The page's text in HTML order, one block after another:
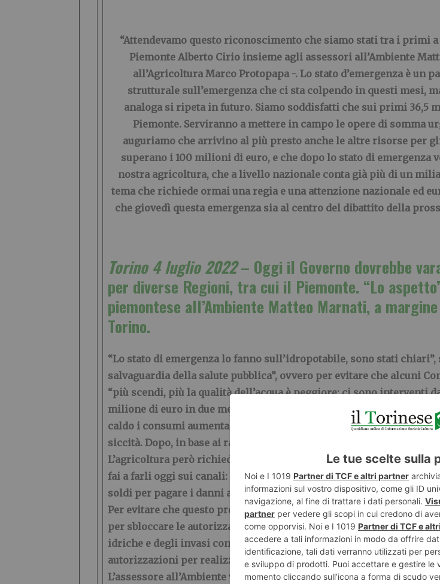
“Attendevamo questo riconoscimento che siamo stati tra i primi
Piemonte Alberto Cirioinsieme agli assessori all’Ambiente
all’AgricolturaMarco Protopapa-. Lo stato d’emergenza è un
strutturale sull’emergenza che ci sta colpendo in questi mesi,
analoga si ripeta in futuro. Siamo soddisfatti che sui primi 36,5
Piemonte. Serviranno a mettere in campo le opere di somma
auguriamo che arrivino al più presto anche le altre risorse per
superano i 100 milioni di euro, e che dopo lo stato di
nostra agricoltura, che a livello nazionale conta già più di un
tema che richiede ormai una regia e una attenzione nazionale ed
che giovedì questa emergenza sia al centro del dibattito della
Torino 4 luglio 2022– Oggi il Governo dovrebbe
per diverse Regioni, tra cui il Piemonte. “Lo
piemontese all’Ambiente Matteo Marnati, a
Torino.
“Lo stato di emergenza lo fanno sull’idropotabile, sono stati
salvaguardia della salute pubblica”, ovvero per evitare che alcuni
“più scendi, più la qualità dell’acqua è peggiore: ci sono interventi
milione di euro in due mesi” al Piemonte per interventi nel
caldo i consumi aumentano, è proporzionale”. Ma per le colture
siccità. Dopo, in base ai raccolti che non avverranno, pagheranno i
L’agricoltura però richiede troppa acqua rispetto all’uso
fai a farli oggi sui canali: non c’è acqua”. Per quanto riguarda le
soldi per pagare i danni agli agricoltori”.
Per evitare che questo problema si ripeta ogni anno, Marnati si
per sbloccare le autorizzazioni per accelerare su sette progetti
idriche e degli invasi consultati dalla Regione. “Ci hanno chiesto
autorizzazioni per realizzare gli invasi.
L’assessore all’Ambiente vorrebbe snellire la burocrazia e cita il